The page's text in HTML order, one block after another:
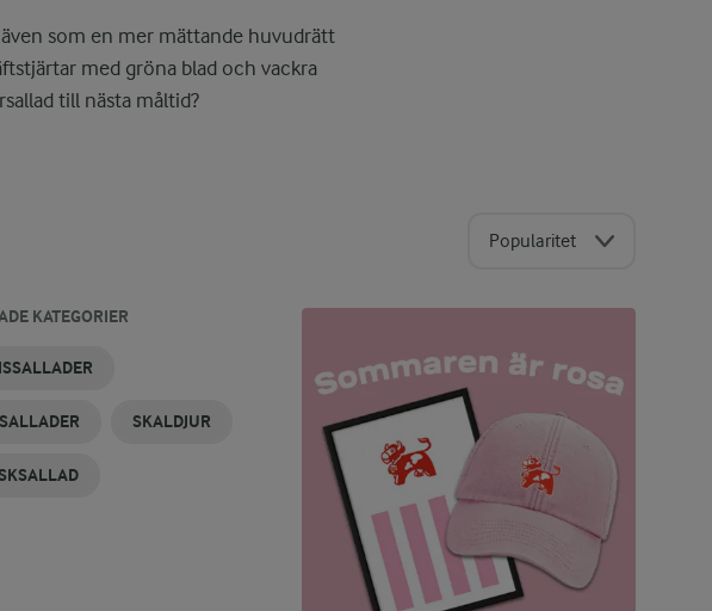
som en mer mättande huvudrätt
med gröna blad och vackra
till nästa måltid?
Popularitet
KATEGORIER
SKALDJUR